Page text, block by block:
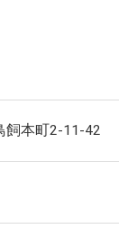
飼本町2-11-42